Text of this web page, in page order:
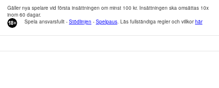
Gäller nya spelare vid första insättningen om minst 100 kr. Insättningen ska omsättas 10x
inom 60 dagar.
Spela ansvarsfullt - Stödlinjen - Spelpaus. Läs fullständiga regler och villkorhär